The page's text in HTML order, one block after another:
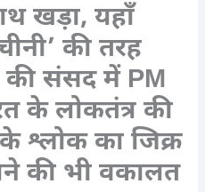
खड़ा, यहाँ
की तरह
संसद में PM
के लोकतंत्र की
श्लोक का जिक्र
की भी वकालत